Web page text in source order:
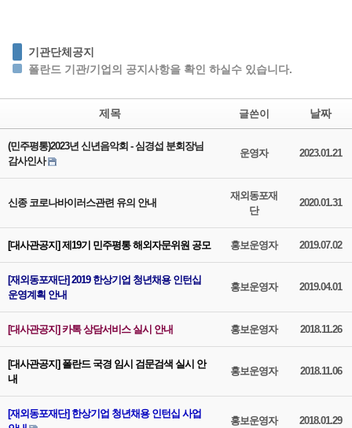
기관단체공지
폴란드 기관/기업의 공지사항을 확인 하실수 있습니다.
제목 글쓴이 날짜
(민주평통)2023년 신년음악회 - 심경섭 분회장님
감사인사
운영자 2023.01.21
신종 코로나바이러스관련 유의 안내
재외동포재
단
2020.01.31
[대사관공지] 제19기 민주평통 해외자문위원 공모 홍보운영자 2019.07.02
[재외동포재단] 2019 한상기업 청년채용 인턴십
운영계획 안내
홍보운영자 2019.04.01
[대사관공지] 카톡 상담서비스 실시 안내 홍보운영자 2018.11.26
[대사관공지] 폴란드 국경 임시 검문검색 실시 안
내
홍보운영자 2018.11.06
[재외동포재단] 한상기업 청년채용 인턴십 사업
홍보운영자 2018.01.29